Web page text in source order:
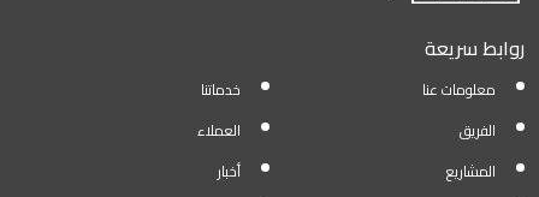
روابط سريعة
معلومات عنا
خدماتنا
الفريق
العملاء
المشاريع
أخبار